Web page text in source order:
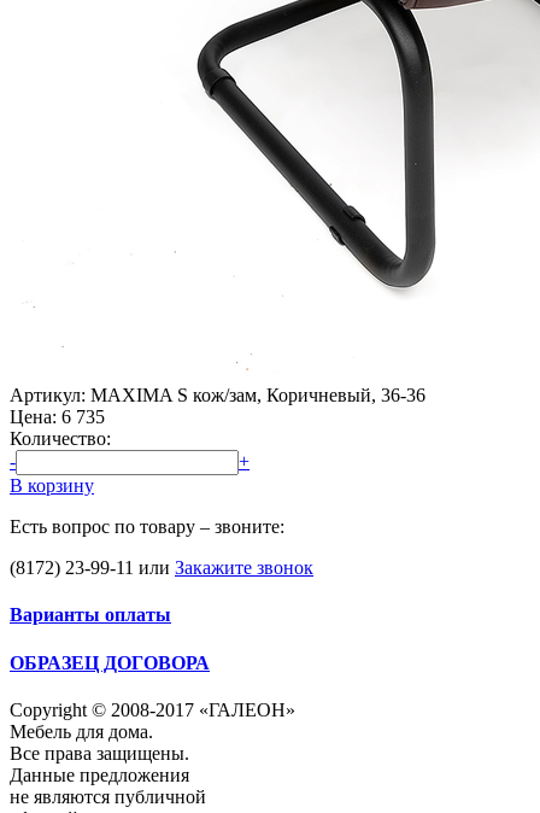
Артикул: MAXIMA S кож/зам, Коричневый, 36-36
Цена: 6 735
Количество:
-
+
В корзину
Есть вопрос по товару – звоните:
(8172) 23-99-11 или Закажите звонок
Варианты оплаты
ОБРАЗЕЦ ДОГОВОРА
Copyright © 2008-2017 «ГАЛЕОН»
Мебель для дома.
Все права защищены.
Данные предложения
не являются публичной